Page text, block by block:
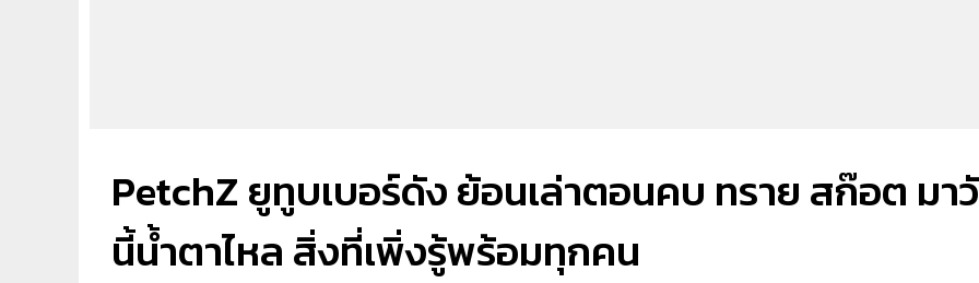
PetchZ ยูทูบเบอร์ดัง ย้อนเล่าตอนคบ ทราย สก๊อต มา
นี้น้ำตาไหล สิ่งที่เพิ่งรู้พร้อมทุกคน